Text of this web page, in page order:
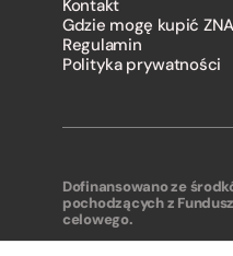
Kontakt
Gdzie mogę kupić
Regulamin
Polityka prywatności
Dofinansowano ze
pochodzących z
celowego.